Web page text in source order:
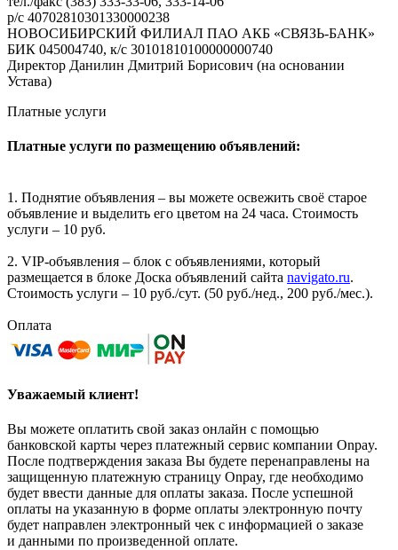
р/с 40702810301330000238
НОВОСИБИРСКИЙ ФИЛИАЛ ПАО АКБ «СВЯЗЬ-БАНК»
БИК 045004740, к/с 30101810100000000740
Директор Данилин Дмитрий Борисович (на основании
Устава)
Платные услуги
Платные услуги по размещению объявлений:
1. Поднятие объявления – вы можете освежить своё старое
объявление и выделить его цветом на 24 часа. Стоимость
услуги – 10 руб.
2. VIP-объявления – блок с объявлениями, который
размещается в блоке Доска объявлений сайта navigato.ru.
Стоимость услуги – 10 руб./сут. (50 руб./нед., 200 руб./мес.).
Оплата
Уважаемый клиент!
Вы можете оплатить свой заказ онлайн с помощью
банковской карты через платежный сервис компании Onpay.
После подтверждения заказа Вы будете перенаправлены на
защищенную платежную страницу Onpay, где необходимо
будет ввести данные для оплаты заказа. После успешной
оплаты на указанную в форме оплаты электронную почту
будет направлен электронный чек с информацией о заказе
и данными по произведенной оплате.